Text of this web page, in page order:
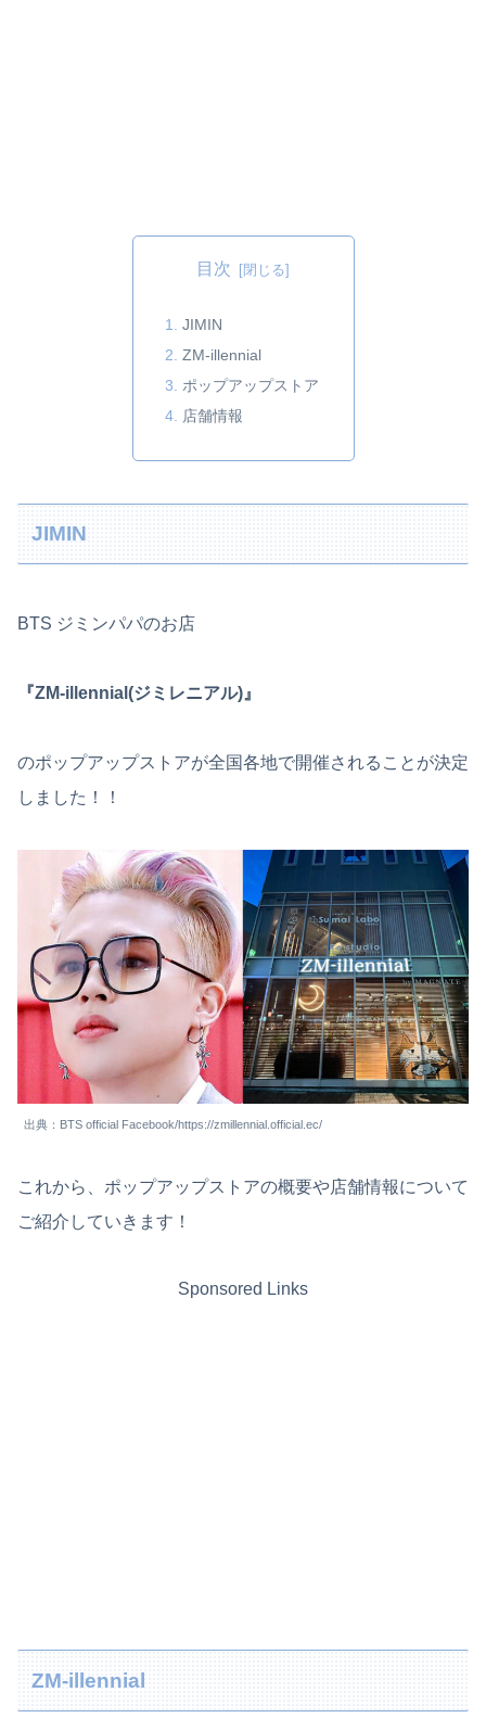
目次
JIMIN
ZM-illennial
ポップアップストア
店舗情報
JIMIN
BTS ジミンパパのお店
『ZM-illennial(ジミレニアル)』
のポップアップストアが全国各地で開催されることが決定
しました！！
出典：BTS official Facebook/https://zmillennial.official.ec/
これから、ポップアップストアの概要や店舗情報について
ご紹介していきます！
Sponsored Links
ZM-illennial